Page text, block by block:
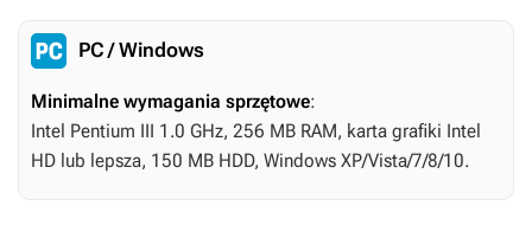
PC / Windows
Minimalne wymagania sprzętowe:
Intel Pentium III 1.0 GHz, 256 MB RAM, karta grafiki Intel
HD lub lepsza, 150 MB HDD, Windows XP/Vista/7/8/10.